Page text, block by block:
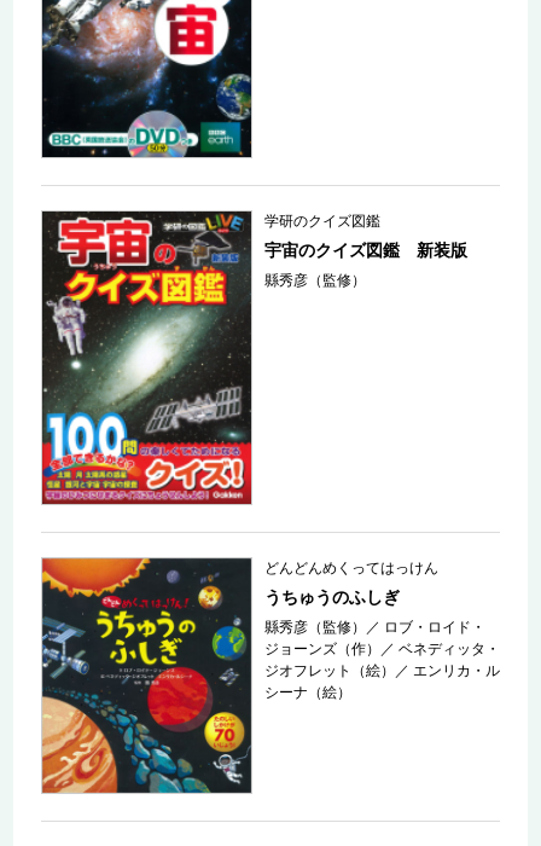
学研のクイズ図鑑
宇宙のクイズ図鑑 新装版
縣秀彦（監修）
どんどんめくってはっけん
うちゅうのふしぎ
縣秀彦（監修） ／ ロブ・ロイド・
ジョーンズ（作）
／ベネディッタ・
ジオフレット（絵）
／ エンリカ・ル
シーナ（絵）